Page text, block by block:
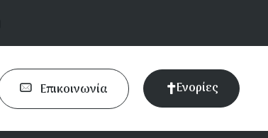
Επικοινωνία Ενορίες